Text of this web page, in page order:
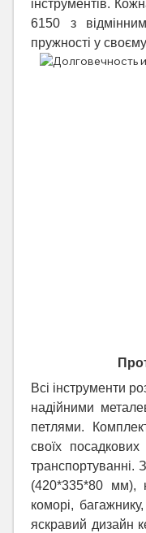
інструментів.
6150 з
пружності у
Всі інструменти
надійними
петлями.
своїх
транспортуванні.
(420*335*80 мм),
коморі,
яскравий дизайн